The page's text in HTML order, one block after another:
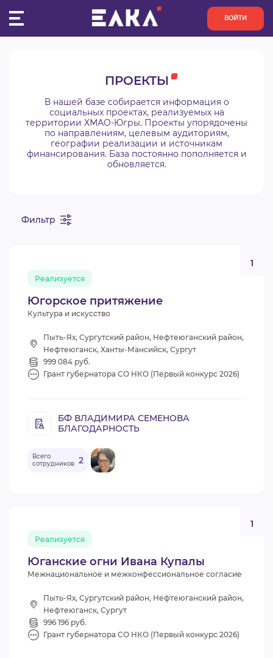
ВОЙТИ
КОНКУРСЫ
ОРГАНИЗАЦИИ
АКТИВИСТЫ
АНАЛИТИКА
ВИДЕОКУРСЫ
ВОЙТИ
ПРОЕКТЫ
В нашей базе собирается информация о
социальных проектах, реализуемых на
территории ХМАО-Югры. Проекты упорядочены
по направлениям, целевым аудиториям,
географии реализации и источникам
финансирования. База постоянно пополняется и
обновляется.
Фильтр
Югорское притяжение
Реализуется
1
Культура и искусство
Пыть-Ях, Сургутский район, Нефтеюганский район,
Нефтеюганск, Ханты-Мансийск, Сургут
999 084 руб.
Грант губернатора СО НКО (Первый конкурс 2026)
БФ ВЛАДИМИРА СЕМЕНОВА
БЛАГОДАРНОСТЬ
Всего
сотрудников 2
Юганские огни Ивана Купалы
Реализуется
1
Межнациональное и межконфессиональное согласие
Пыть-Ях, Сургутский район, Нефтеюганский район,
Нефтеюганск, Сургут
996 196 руб.
Грант губернатора СО НКО (Первый конкурс 2026)